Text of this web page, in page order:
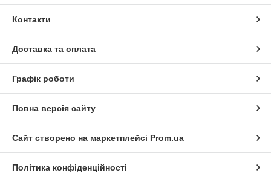
Контакти
Доставка та оплата
Графік роботи
Повна версія сайту
Сайт створено на маркетплейсі Prom.ua
Політика конфіденційності